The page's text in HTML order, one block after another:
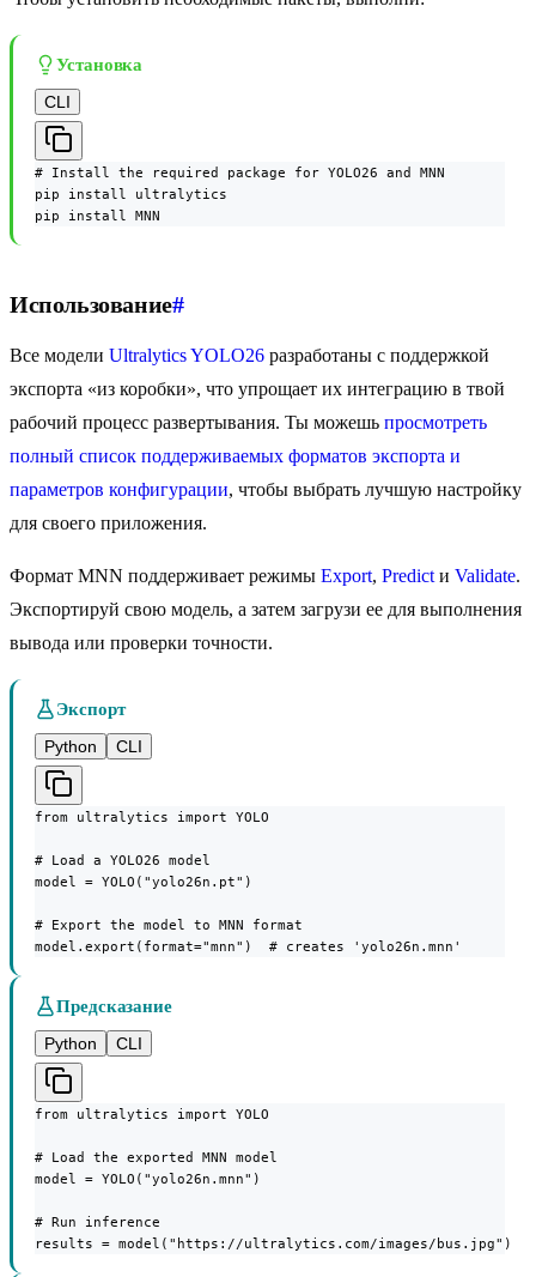
Установка
CLI
# Install the required package for YOLO26 and MNN
pip install ultralytics
pip install MNN
Использование#
Все модели Ultralytics YOLO26 разработаны с поддержкой
экспорта «из коробки», что упрощает их интеграцию в твой
рабочий процесс развертывания. Ты можешь просмотреть
полный список поддерживаемых форматов экспорта и
параметров конфигурации, чтобы выбрать лучшую настройку
для своего приложения.
Формат MNN поддерживает режимы Export, Predict и Validate.
Экспортируй свою модель, а затем загрузи ее для выполнения
вывода или проверки точности.
Экспорт
Python
CLI
from ultralytics import YOLO
# Load a YOLO26 model
model = YOLO("yolo26n.pt")
# Export the model to MNN format
model.export(format="mnn")  # creates 'yolo26n.mnn'
Предсказание
Python
CLI
from ultralytics import YOLO
# Load the exported MNN model
model = YOLO("yolo26n.mnn")
# Run inference
results = model("https://ultralytics.com/images/bus.jpg")